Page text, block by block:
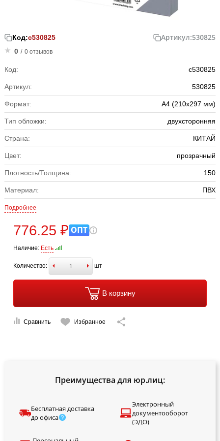
Код:с530825 Артикул:530825
0 / 0 отзывов
Код: с530825
Артикул: 530825
Формат: А4 (210х297 мм)
Тип обложки: двухсторонняя
Страна: КИТАЙ
Цвет: прозрачный
Плотность/Толщина: 150
Материал: ПВХ
Подробнее
776.25 ₽ ОПТ
Наличие: Есть
Количество: шт
В корзину
Сравнить Избранное
Преимущества для юр.лиц:
Бесплатная доставка
до офиса
Электронный
документооборот
(ЭДО)